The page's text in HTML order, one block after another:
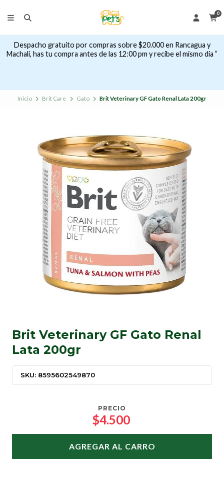
0
Despacho gratuito por compras sobre $20.000 en Rancagua y
Machalí, has tu compra antes de las 12:00 pm y recibe el mismo dia ”
Inicio Brit Care Gato Brit Veterinary GF Gato Renal Lata 200gr
Brit Veterinary GF Gato Renal
Lata 200gr
SKU: 8595602549870
PRECIO
$4.500
AGREGAR AL CARRO